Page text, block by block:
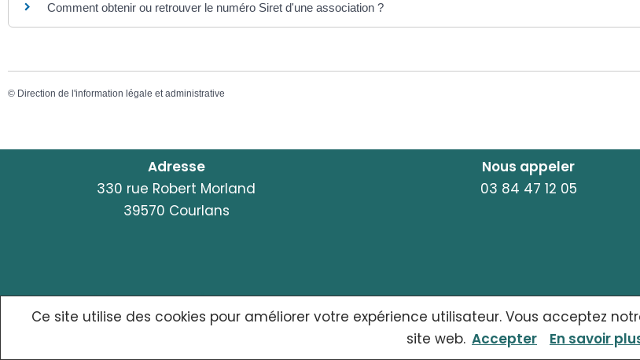
Comment obtenir ou retrouver le numéro Siret d'une association ?
© Direction de l'information légale et administrative
Adresse
330 rue Robert Morland
39570 Courlans
Nous appeler
03 84 47 12 05
© {site_title} {current_year} ACCUEIL
Ce site utilise des cookies pour améliorer votre expérience utilisateur. Vous acceptez
site web. Accepter
En savoir